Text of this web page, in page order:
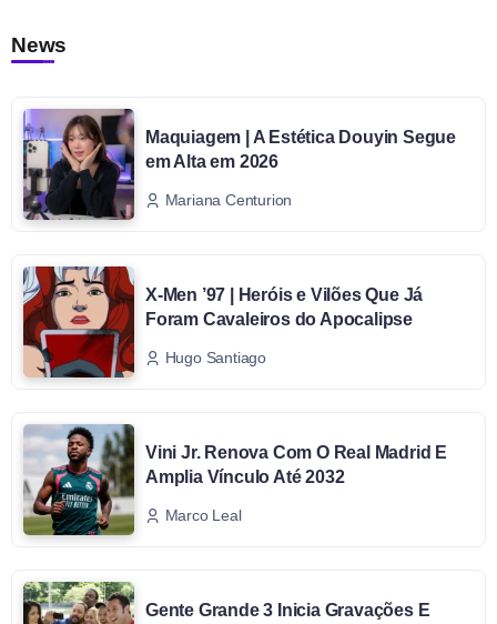
News
Maquiagem | A Estética Douyin Segue
em Alta em 2026
Mariana Centurion
X-Men ’97 | Heróis e Vilões Que Já
Foram Cavaleiros do Apocalipse
Hugo Santiago
Vini Jr. Renova Com O Real Madrid E
Amplia Vínculo Até 2032
Marco Leal
Gente Grande 3 Inicia Gravações E